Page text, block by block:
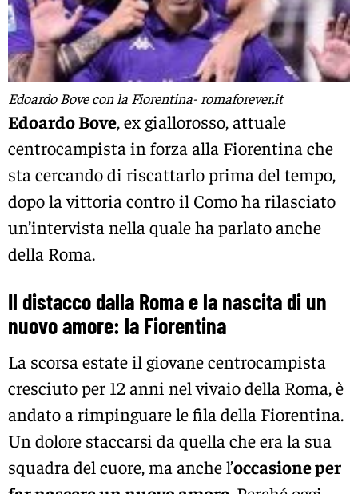
Edoardo Bove con la Fiorentina- romaforever.it
Edoardo Bove, ex giallorosso, attuale
centrocampista in forza alla Fiorentina che
sta cercando di riscattarlo prima del tempo,
dopo la vittoria contro il Como ha rilasciato
un’intervista nella quale ha parlato anche
della Roma.
Il distacco dalla Roma e la nascita di un
nuovo amore: la Fiorentina
La scorsa estate il giovane centrocampista
cresciuto per 12 anni nel vivaio della Roma, è
andato a rimpinguare le fila della Fiorentina.
Un dolore staccarsi da quella che era la sua
squadra del cuore, ma anche l’occasione per